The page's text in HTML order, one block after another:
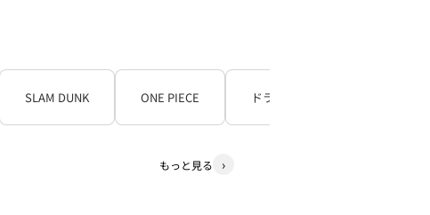
SLAM DUNK ONE PIECE ドラゴンボール
もっと見る